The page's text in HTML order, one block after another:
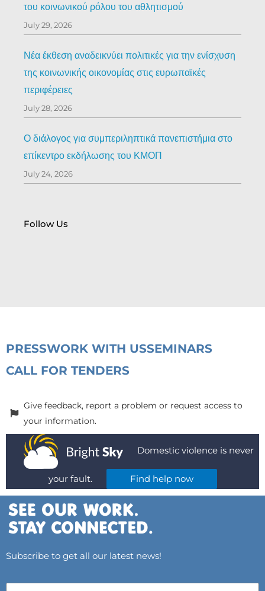
του κοινωνικού ρόλου του αθλητισμού
July 29, 2026
Νέα έκθεση αναδεικνύει πολιτικές για την ενίσχυση
της κοινωνικής οικονομίας στις ευρωπαϊκές
περιφέρειες
July 28, 2026
Ο διάλογος για συμπεριληπτικά πανεπιστήμια στο
επίκεντρο εκδήλωσης του ΚΜΟΠ
July 24, 2026
Follow Us
PRESSWORK WITH USSEMINARS
CALL FOR TENDERS
Give feedback, report a problem or request access to
your information.
Domestic violence is never
your fault. Find help now
Subscribe to get all our latest news!